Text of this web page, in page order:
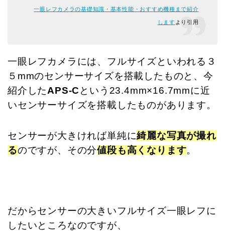
一眼レフカメラの基礎知識・基本性能・おすすめ機種まで紹介
します より引用
一眼レフカメラには、フルサイズといわれる３
５mmのセンサーサイズを搭載したものと、 今
紹介したAPS-C という23.4mm×16.7mmに近
いセンサーサイズを搭載したものがあります。
センサーが大きければ単純に綺麗な写真が撮れ
るのですが、その分値段も高くなります。
だからセンサーの大きいフルサイズ一眼レフに
したいところなのですが、